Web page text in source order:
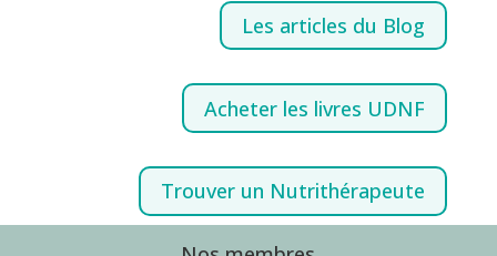
Les articles du Blog
Acheter les livres UDNF
Trouver un Nutrithérapeute